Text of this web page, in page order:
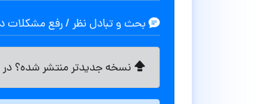
بحث و تبادل نظر / رفع مشکلات
نسخه جدیدتر منتشر شده؟ در